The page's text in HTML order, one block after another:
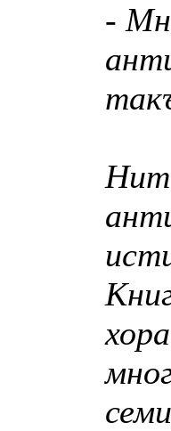
-